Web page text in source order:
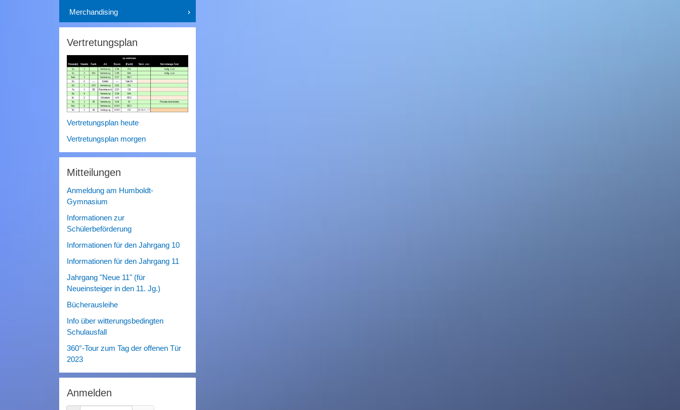
Merchandising
Vertretungsplan
Vertretungsplan heute
Vertretungsplan morgen
Mitteilungen
Anmeldung am Humboldt-
Gymnasium
Informationen zur
Schülerbeförderung
Informationen für den Jahrgang 10
Informationen für den Jahrgang 11
Jahrgang "Neue 11" (für
Neueinsteiger in den 11. Jg.)
Bücherausleihe
Info über witterungsbedingten
Schulausfall
360°-Tour zum Tag der offenen Tür
2023
Anmelden